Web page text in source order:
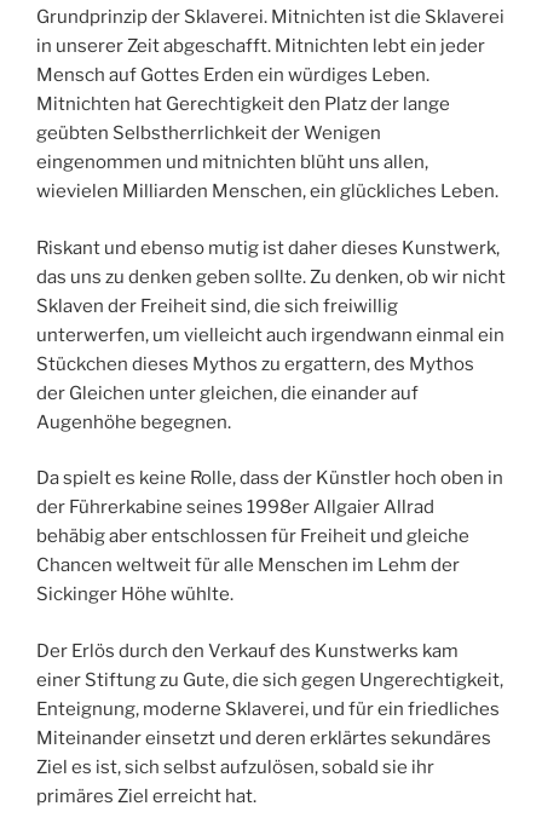
Grundprinzip der Sklaverei. Mitnichten ist die Sklaverei
in unserer Zeit abgeschafft. Mitnichten lebt ein jeder
Mensch auf Gottes Erden ein würdiges Leben.
Mitnichten hat Gerechtigkeit den Platz der lange
geübten Selbstherrlichkeit der Wenigen
eingenommen und mitnichten blüht uns allen,
wievielen Milliarden Menschen, ein glückliches Leben.
Riskant und ebenso mutig ist daher dieses Kunstwerk,
das uns zu denken geben sollte. Zu denken, ob wir nicht
Sklaven der Freiheit sind, die sich freiwillig
unterwerfen, um vielleicht auch irgendwann einmal ein
Stückchen dieses Mythos zu ergattern, des Mythos
der Gleichen unter gleichen, die einander auf
Augenhöhe begegnen.
Da spielt es keine Rolle, dass der Künstler hoch oben in
der Führerkabine seines 1998er Allgaier Allrad
behäbig aber entschlossen für Freiheit und gleiche
Chancen weltweit für alle Menschen im Lehm der
Sickinger Höhe wühlte.
Der Erlös durch den Verkauf des Kunstwerks kam
einer Stiftung zu Gute, die sich gegen Ungerechtigkeit,
Enteignung, moderne Sklaverei, und für ein friedliches
Miteinander einsetzt und deren erklärtes sekundäres
Ziel es ist, sich selbst aufzulösen, sobald sie ihr
primäres Ziel erreicht hat.